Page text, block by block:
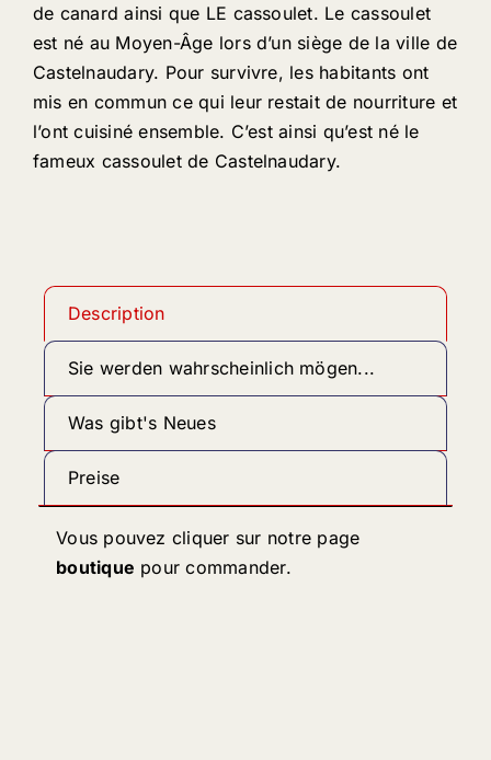
de canard ainsi que LE cassoulet. Le cassoulet
est né au Moyen-Âge lors d’un siège de la ville de
Castelnaudary. Pour survivre, les habitants ont
mis en commun ce qui leur restait de nourriture et
l’ont cuisiné ensemble. C’est ainsi qu’est né le
fameux cassoulet de Castelnaudary.
Description
Sie werden wahrscheinlich mögen...
Was gibt's Neues
Preise
Vous pouvez cliquer sur notre page
boutique pour commander.